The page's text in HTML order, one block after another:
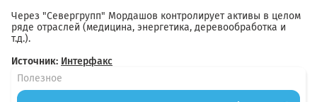
Через "Севергрупп" Мордашов контролирует активы в целом
ряде отраслей (медицина, энергетика, деревообработка и
т.д.).
Источник: Интерфакс
Полезное